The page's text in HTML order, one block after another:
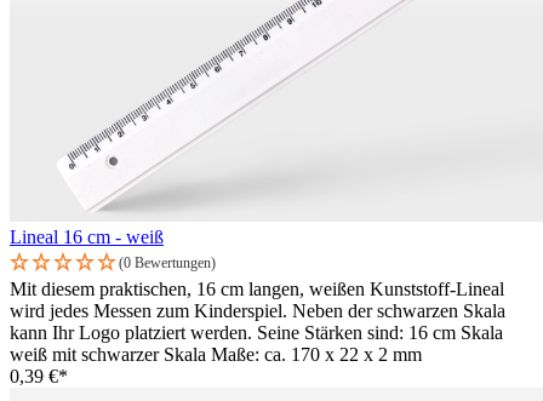
Lineal 16 cm - weiß
(0 Bewertungen)
Mit diesem praktischen, 16 cm langen, weißen Kunststoff-Lineal
wird jedes Messen zum Kinderspiel. Neben der schwarzen Skala
kann Ihr Logo platziert werden. Seine Stärken sind: 16 cm Skala
weiß mit schwarzer Skala Maße: ca. 170 x 22 x 2 mm
0,39 €*